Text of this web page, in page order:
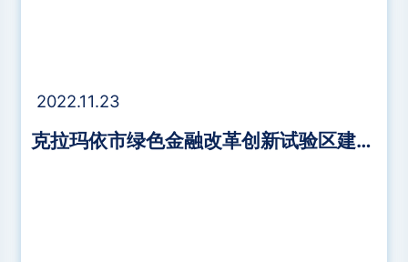
2022.11.23
克拉玛依市绿色金融改革创新试验区建立绿色项目库